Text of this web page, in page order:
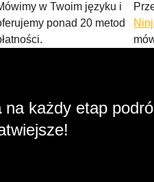
w Twoim języku i
ponad 20 metod
na każdy etap